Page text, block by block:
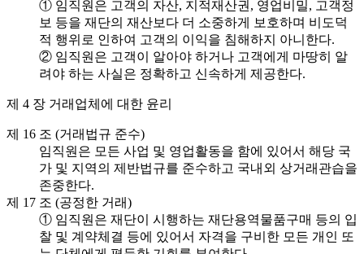
① 임직원은 고객의 자산, 지적재산권, 영업비밀, 고객정
보 등을 재단의 재산보다 더 소중하게 보호하며 비도덕
적 행위로 인하여 고객의 이익을 침해하지 아니한다.
② 임직원은 고객이 알아야 하거나 고객에게 마땅히 알
려야 하는 사실은 정확하고 신속하게 제공한다.
제 4 장 거래업체에 대한 윤리
제 16 조 (거래법규 준수)
임직원은 모든 사업 및 영업활동을 함에 있어서 해당 국
가 및 지역의 제반법규를 준수하고 국내외 상거래관습을
존중한다.
제 17 조 (공정한 거래)
① 임직원은 재단이 시행하는 재단용역물품구매 등의 입
찰 및 계약체결 등에 있어서 자격을 구비한 모든 개인 또